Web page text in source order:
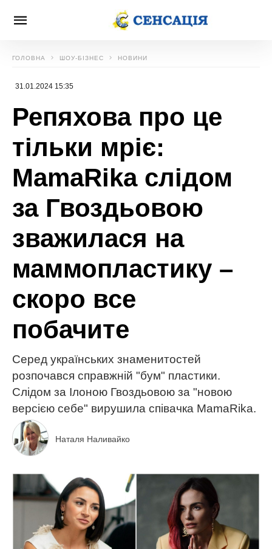
ГОЛОВНА ШОУ-БІЗНЕС НОВИНИ
31.01.2024 15:35
Репяхова про це
тільки мріє:
MamaRika слідом
за Гвоздьовою
зважилася на
маммопластику –
скоро все
побачите
Серед українських знаменитостей
розпочався справжній "бум" пластики.
Слідом за Ілоною Гвоздьовою за "новою
версією себе" вирушила співачка MamaRika.
Наталя Наливайко